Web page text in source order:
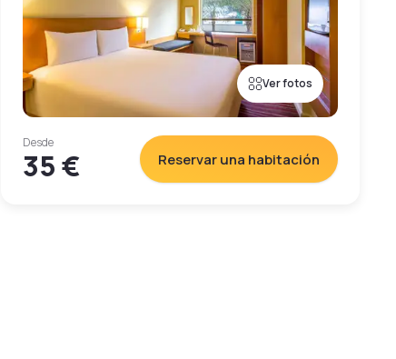
Ver fotos
Desde
35 € Reservar una habitación